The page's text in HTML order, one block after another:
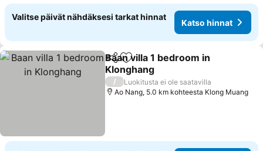
Valitse päivät nähdäksesi tarkat hinnat
Katso hinnat
Jaa Lisää suosikkeihin
Baan villa 1 bedroom in
Klonghang
/
Luokitusta ei ole saatavilla
Ao Nang, 5.0 km kohteesta Klong Muang